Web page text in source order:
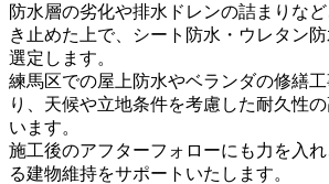
防水層の劣化や排水ドレンの詰まりな
き止めた上で、シート防水・ウレタン
選定します。
練馬区での屋上防水やベランダの修繕
り、天候や立地条件を考慮した耐久性
います。
施工後のアフターフォローにも力を入
る建物維持をサポートいたします。